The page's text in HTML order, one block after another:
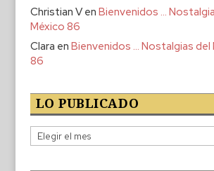
Christian Ven Bienvenidos …
México 86
Clara en Bienvenidos … Nostalgias del
86
LO PUBLICADO
Lo
publicado